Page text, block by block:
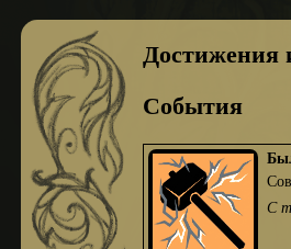
Достижения
События
С